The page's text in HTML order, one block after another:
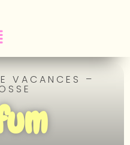
VACANCES –